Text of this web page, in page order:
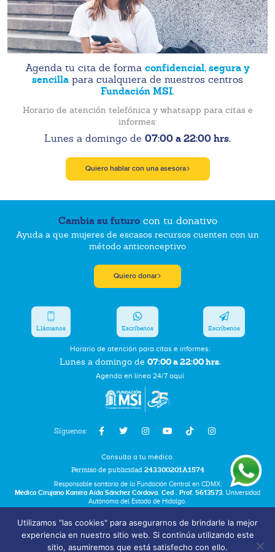
Agenda tu cita de forma confidencial, segura y
sencilla para cualquiera de nuestros centros
Fundación MSI.
Horario de atención telefónica y whatsapp para citas e
informes:
Lunes a domingo de 07:00 a 22:00 hrs.
Quiero hablar con una asesora
Cambia su futurocon tu donativo
Ayuda a que mujeres de escasos recursos cuenten con un
método anticonceptivo
Quiero donar
Síguenos:
Horario de atención para citas e informes:
Lunes a domingo de 07:00 a 22:00 hrs.
Agenda en línea 24/7 aquí
Llámanos Escríbenos Escríbenos
Consulta a tu médico.
Permiso de publicidad 243300201A1574
Responsable sanitario de la Fundación Central en CDMX:
Médico Cirujano Kamira Aída Sánchez Córdova. Ced . Prof. 5613573. Universidad
Autónoma del Estado de Hidalgo.
Términos y Condiciones
Bolsa de Trabajo
Utilizamos "las cookies" para asegurarnos de brindarle la mejor
experiencia en nuestro sitio web. Si continúa utilizando este
sitio, asumiremos que está satisfecho con ello.